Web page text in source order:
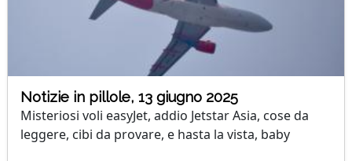
Notizie in pillole, 13 giugno 2025
Misteriosi voli easyJet, addio Jetstar Asia, cose da
leggere, cibi da provare, e hasta la vista, baby